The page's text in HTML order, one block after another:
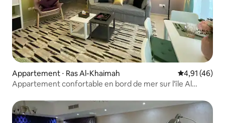
Appartement ⋅ Ras Al-Khaimah Évaluation
4,91 (46)
Appartement confortable en bord de mer sur l'île Al